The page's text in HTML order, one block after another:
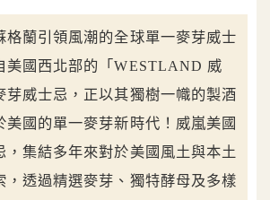
格蘭引領風潮的全球單一麥芽威士
美國西北部的「WESTLAND 威
芽威士忌，正以其獨樹一幟的製酒
美國的單一麥芽新時代！威嵐美國
，集結多年來對於美國風土與本土
，透過精選麥芽、獨特酵母及多樣